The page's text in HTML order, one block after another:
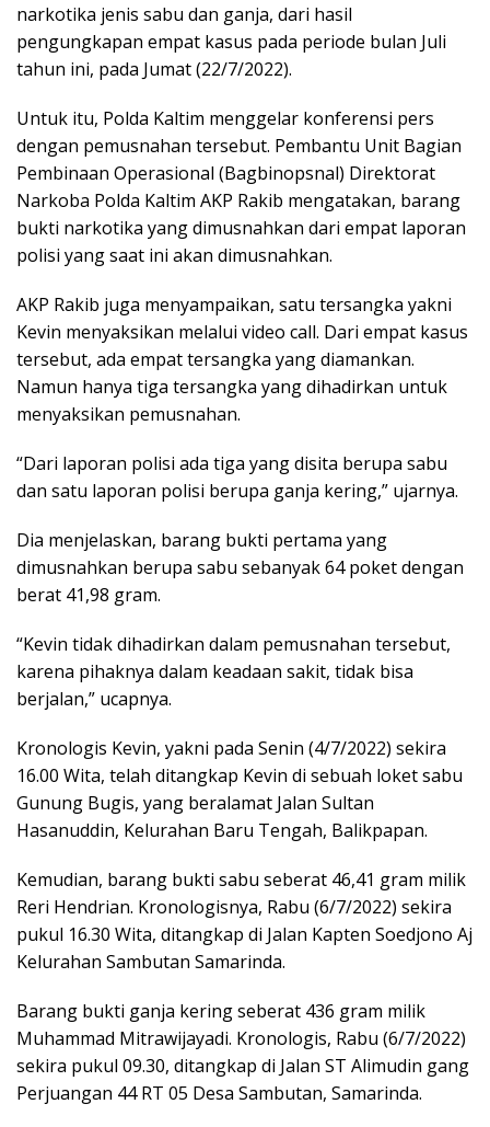
narkotika jenis sabu dan ganja, dari hasil
pengungkapan empat kasus pada periode bulan Juli
tahun ini, pada Jumat (22/7/2022).
Untuk itu, Polda Kaltim menggelar konferensi pers
dengan pemusnahan tersebut. Pembantu Unit Bagian
Pembinaan Operasional (Bagbinopsnal) Direktorat
Narkoba Polda Kaltim AKP Rakib mengatakan, barang
bukti narkotika yang dimusnahkan dari empat laporan
polisi yang saat ini akan dimusnahkan.
AKP Rakib juga menyampaikan, satu tersangka yakni
Kevin menyaksikan melalui video call. Dari empat kasus
tersebut, ada empat tersangka yang diamankan.
Namun hanya tiga tersangka yang dihadirkan untuk
menyaksikan pemusnahan.
“Dari laporan polisi ada tiga yang disita berupa sabu
dan satu laporan polisi berupa ganja kering,” ujarnya.
Dia menjelaskan, barang bukti pertama yang
dimusnahkan berupa sabu sebanyak 64 poket dengan
berat 41,98 gram.
“Kevin tidak dihadirkan dalam pemusnahan tersebut,
karena pihaknya dalam keadaan sakit, tidak bisa
berjalan,” ucapnya.
Kronologis Kevin, yakni pada Senin (4/7/2022) sekira
16.00 Wita, telah ditangkap Kevin di sebuah loket sabu
Gunung Bugis, yang beralamat Jalan Sultan
Hasanuddin, Kelurahan Baru Tengah, Balikpapan.
Kemudian, barang bukti sabu seberat 46,41 gram milik
Reri Hendrian. Kronologisnya, Rabu (6/7/2022) sekira
pukul 16.30 Wita, ditangkap di Jalan Kapten Soedjono Aj
Kelurahan Sambutan Samarinda.
Barang bukti ganja kering seberat 436 gram milik
Muhammad Mitrawijayadi. Kronologis, Rabu (6/7/2022)
sekira pukul 09.30, ditangkap di Jalan ST Alimudin gang
Perjuangan 44 RT 05 Desa Sambutan, Samarinda.